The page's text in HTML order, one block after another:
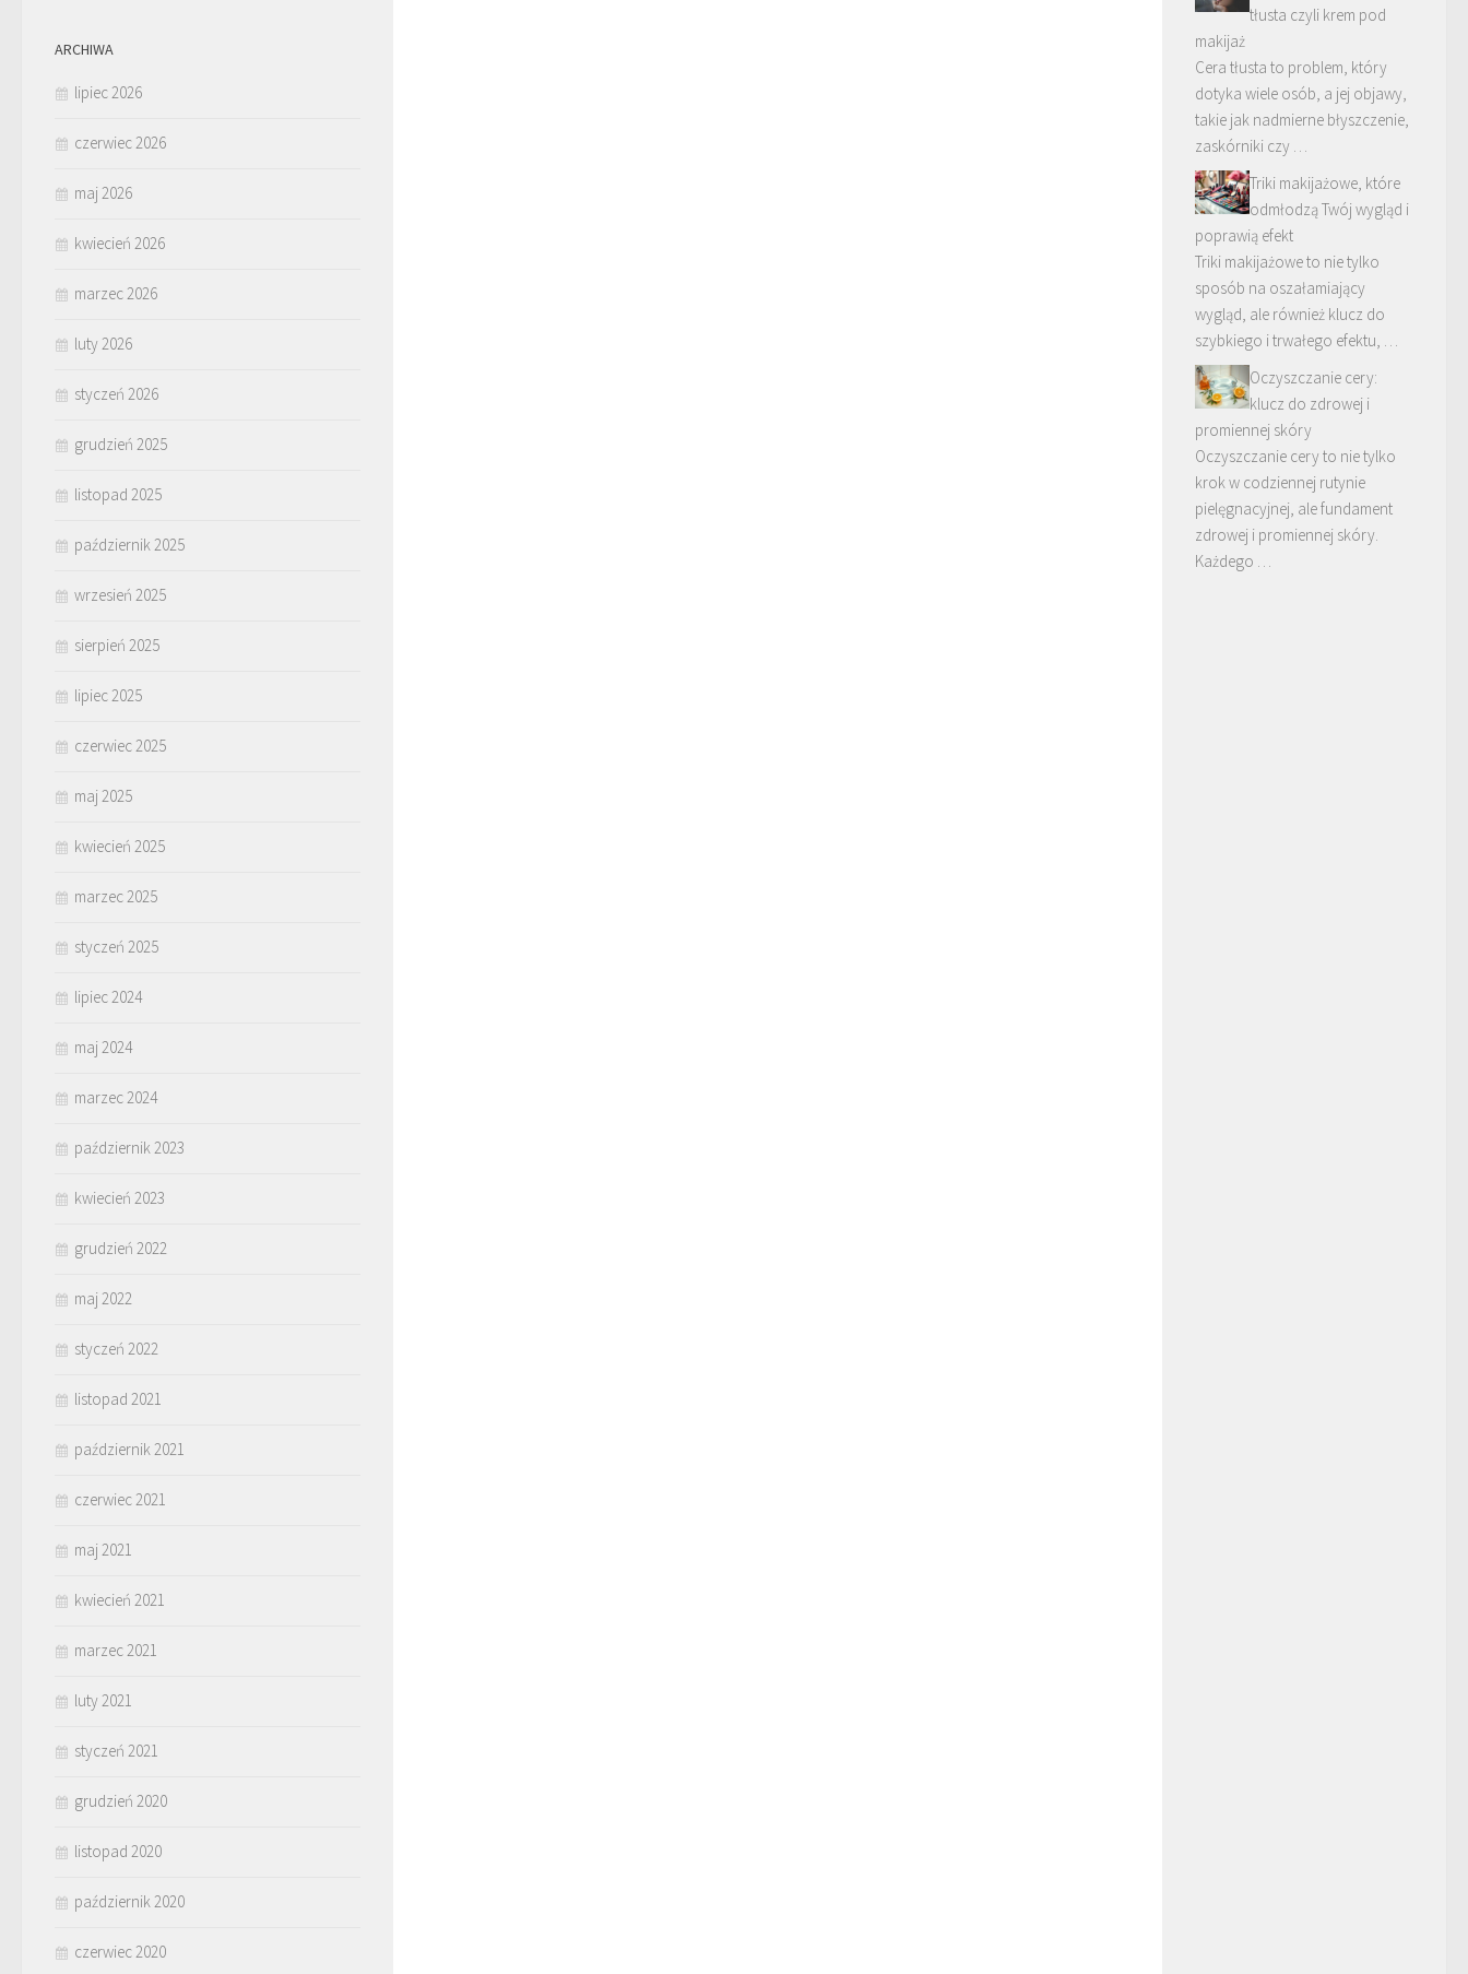
ARCHIWA
lipiec 2026
czerwiec 2026
maj 2026
kwiecień 2026
marzec 2026
luty 2026
styczeń 2026
grudzień 2025
listopad 2025
październik 2025
wrzesień 2025
sierpień 2025
lipiec 2025
czerwiec 2025
maj 2025
kwiecień 2025
marzec 2025
styczeń 2025
lipiec 2024
maj 2024
marzec 2024
październik 2023
kwiecień 2023
grudzień 2022
maj 2022
styczeń 2022
listopad 2021
październik 2021
czerwiec 2021
maj 2021
kwiecień 2021
marzec 2021
luty 2021
styczeń 2021
grudzień 2020
listopad 2020
październik 2020
czerwiec 2020
tłusta czyli krem pod
makijaż
Cera tłusta to problem, który
dotyka wiele osób, a jej objawy,
takie jak nadmierne błyszczenie,
zaskórniki czy …
Triki makijażowe, które
odmłodzą Twój wygląd i
poprawią efekt
Triki makijażowe to nie tylko
sposób na oszałamiający
wygląd, ale również klucz do
szybkiego i trwałego efektu, …
Oczyszczanie cery:
klucz do zdrowej i
promiennej skóry
Oczyszczanie cery to nie tylko
krok w codziennej rutynie
pielęgnacyjnej, ale fundament
zdrowej i promiennej skóry.
Każdego …